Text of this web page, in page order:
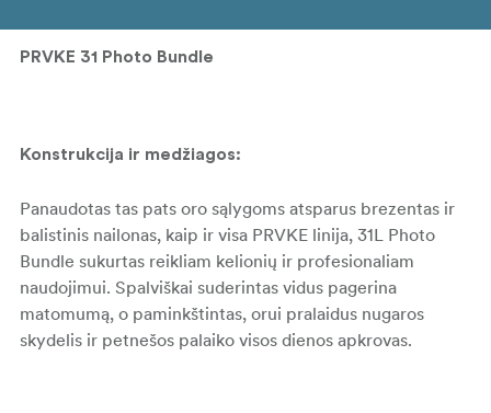
PRVKE 31 Photo Bundle
Konstrukcija ir medžiagos:
Panaudotas tas pats oro sąlygoms atsparus brezentas ir
balistinis nailonas, kaip ir visa PRVKE linija, 31L Photo
Bundle sukurtas reikliam kelionių ir profesionaliam
naudojimui. Spalviškai suderintas vidus pagerina
matomumą, o paminkštintas, orui pralaidus nugaros
skydelis ir petnešos palaiko visos dienos apkrovas.